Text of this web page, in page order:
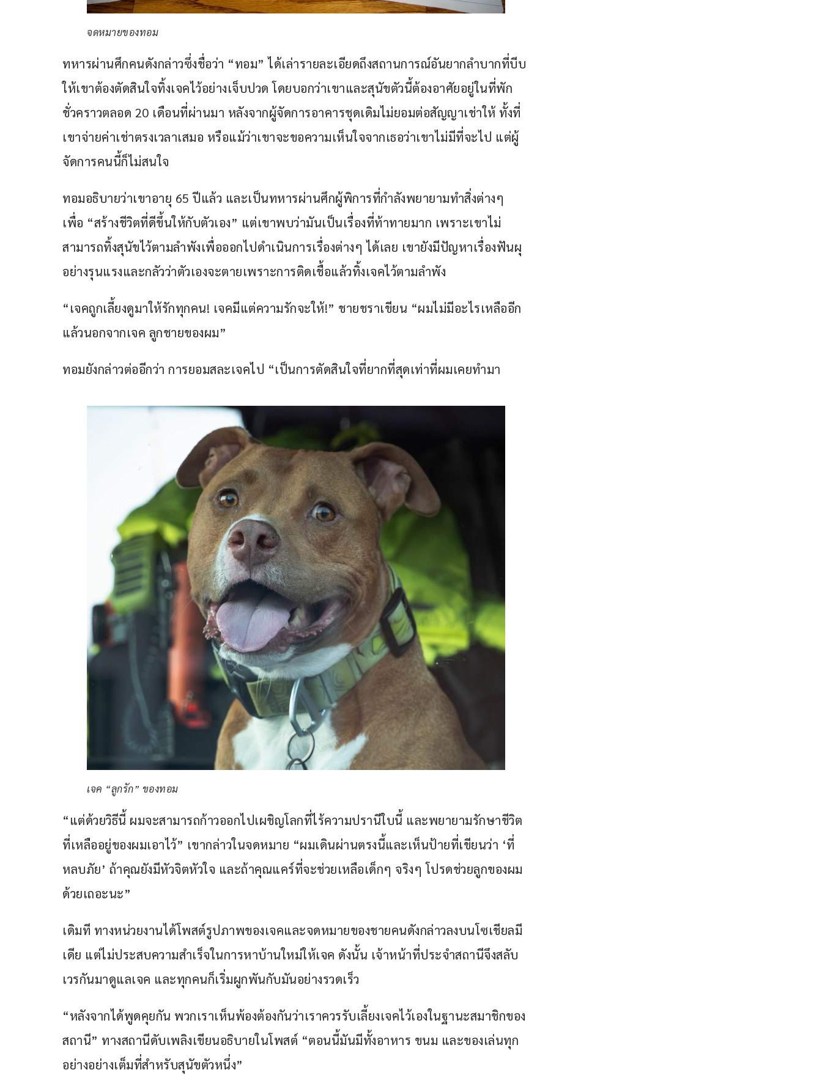
จดหมายของทอม
ทหารผ่านศึกคนดังกล่าวซึ่งชื่อว่า “ทอม” ได้เล่ารายละเอียดถึงสถานการณ์อันยากลำบากที่บีบ
ให้เขาต้องตัดสินใจทิ้งเจคไว้อย่างเจ็บปวด โดยบอกว่าเขาและสุนัขตัวนี้ต้องอาศัยอยู่ในที่พัก
ชั่วคราวตลอด 20 เดือนที่ผ่านมา หลังจากผู้จัดการอาคารชุดเดิมไม่ยอมต่อสัญญาเช่าให้ ทั้งที่
เขาจ่ายค่าเช่าตรงเวลาเสมอ หรือแม้ว่าเขาจะขอความเห็นใจจากเธอว่าเขาไม่มีที่จะไป แต่ผู้
จัดการคนนี้ก็ไม่สนใจ
ทอมอธิบายว่าเขาอายุ 65 ปีแล้ว และเป็นทหารผ่านศึกผู้พิการที่กำลังพยายามทำสิ่งต่างๆ
เพื่อ “สร้างชีวิตที่ดีขึ้นให้กับตัวเอง” แต่เขาพบว่ามันเป็นเรื่องที่ท้าทายมาก เพราะเขาไม่
สามารถทิ้งสุนัขไว้ตามลำพังเพื่อออกไปดำเนินการเรื่องต่างๆ ได้เลย เขายังมีปัญหาเรื่องฟันผุ
อย่างรุนแรงและกลัวว่าตัวเองจะตายเพราะการติดเชื้อแล้วทิ้งเจคไว้ตามลำพัง
“เจคถูกเลี้ยงดูมาให้รักทุกคน! เจคมีแต่ความรักจะให้!” ชายชราเขียน “ผมไม่มีอะไรเหลืออีก
แล้วนอกจากเจค ลูกชายของผม”
ทอมยังกล่าวต่ออีกว่า การยอมสละเจคไป “เป็นการตัดสินใจที่ยากที่สุดเท่าที่ผมเคยทำมา
เจค “ลูกรัก” ของทอม
“แต่ด้วยวิธีนี้ ผมจะสามารถก้าวออกไปเผชิญโลกที่ไร้ความปรานีใบนี้ และพยายามรักษาชีวิต
ที่เหลืออยู่ของผมเอาไว้” เขากล่าวในจดหมาย “ผมเดินผ่านตรงนี้และเห็นป้ายที่เขียนว่า ‘ที่
หลบภัย’ ถ้าคุณยังมีหัวจิตหัวใจ และถ้าคุณแคร์ที่จะช่วยเหลือเด็กๆ จริงๆ โปรดช่วยลูกของผม
ด้วยเถอะนะ”
เดิมที ทางหน่วยงานได้โพสต์รูปภาพของเจคและจดหมายของชายคนดังกล่าวลงบนโซเชียลมี
เดีย แต่ไม่ประสบความสำเร็จในการหาบ้านใหม่ให้เจค ดังนั้น เจ้าหน้าที่ประจำสถานีจึงสลับ
เวรกันมาดูแลเจค และทุกคนก็เริ่มผูกพันกับมันอย่างรวดเร็ว
“หลังจากได้พูดคุยกัน พวกเราเห็นพ้องต้องกันว่าเราควรรับเลี้ยงเจคไว้เองในฐานะสมาชิกของ
สถานี” ทางสถานีดับเพลิงเขียนอธิบายในโพสต์ “ตอนนี้มันมีทั้งอาหาร ขนม และของเล่นทุก
อย่างอย่างเต็มที่สำหรับสุนัขตัวหนึ่ง”